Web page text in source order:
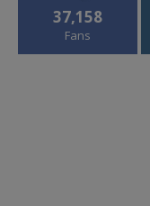
37,158
Fans